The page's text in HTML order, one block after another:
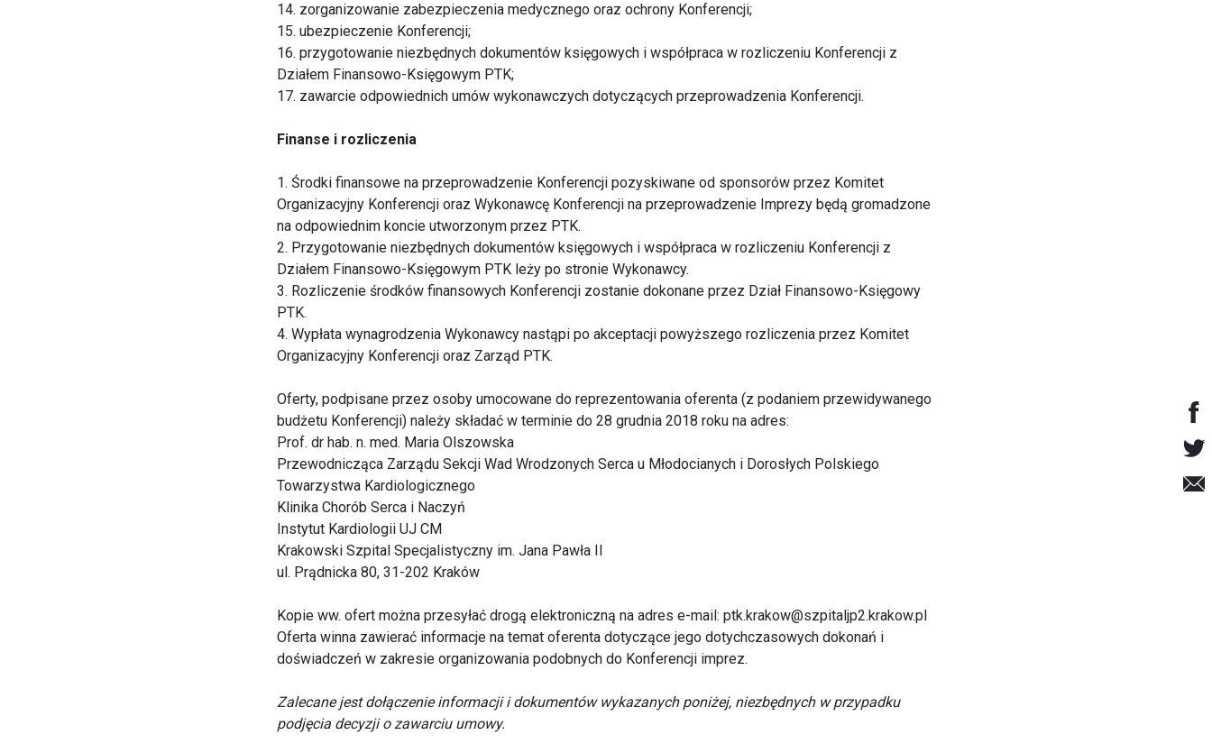
14. zorganizowanie zabezpieczenia medycznego oraz ochrony Konferencji;
15. ubezpieczenie Konferencji;
16. przygotowanie niezbędnych dokumentów księgowych i współpraca w rozliczeniu Konferencji z
Działem Finansowo-Księgowym PTK;
17. zawarcie odpowiednich umów wykonawczych dotyczących przeprowadzenia Konferencji.
Finanse i rozliczenia
1. Środki finansowe na przeprowadzenie Konferencji pozyskiwane od sponsorów przez Komitet
Organizacyjny Konferencji oraz Wykonawcę Konferencji na przeprowadzenie Imprezy będą gromadzone
na odpowiednim koncie utworzonym przez PTK.
2. Przygotowanie niezbędnych dokumentów księgowych i współpraca w rozliczeniu Konferencji z
Działem Finansowo-Księgowym PTK leży po stronie Wykonawcy.
3. Rozliczenie środków finansowych Konferencji zostanie dokonane przez Dział Finansowo-Księgowy
PTK.
4. Wypłata wynagrodzenia Wykonawcy nastąpi po akceptacji powyższego rozliczenia przez Komitet
Organizacyjny Konferencji oraz Zarząd PTK.
Oferty, podpisane przez osoby umocowane do reprezentowania oferenta (z podaniem przewidywanego
budżetu Konferencji) należy składać w terminie do 28 grudnia 2018 roku na adres:
Prof. dr hab. n. med. Maria Olszowska
Przewodnicząca Zarządu Sekcji Wad Wrodzonych Serca u Młodocianych i Dorosłych Polskiego
Towarzystwa Kardiologicznego
Klinika Chorób Serca i Naczyń
Instytut Kardiologii UJ CM
Krakowski Szpital Specjalistyczny im. Jana Pawła II
ul. Prądnicka 80, 31-202 Kraków
Kopie ww. ofert można przesyłać drogą elektroniczną na adres e-mail: ptk.krakow@szpitaljp2.krakow.pl
Oferta winna zawierać informacje na temat oferenta dotyczące jego dotychczasowych dokonań i
doświadczeń w zakresie organizowania podobnych do Konferencji imprez.
Zalecane jest dołączenie informacji i dokumentów wykazanych poniżej, niezbędnych w przypadku
podjęcia decyzji o zawarciu umowy.